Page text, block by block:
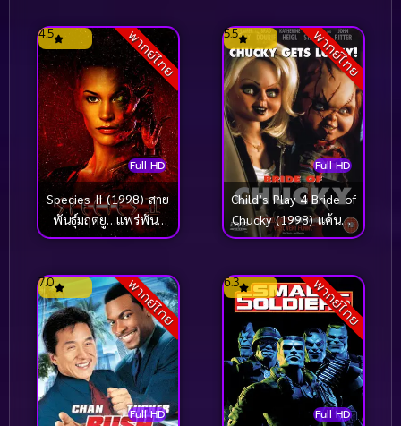
พากย์ไทย
Full HD
4.5
Species II (1998) สาย
พันธุ์มฤตยู…แพร่พันธุ์
นรก
พากย์ไทย
Full HD
5.5
Child’s Play 4 Bride of
Chucky (1998) แค้นฝัง
หุ่น 4 คู่สวาทวิวาห์สยอง
พากย์ไทย
Full HD
7.0 พากย์ไทย
Full HD
6.3